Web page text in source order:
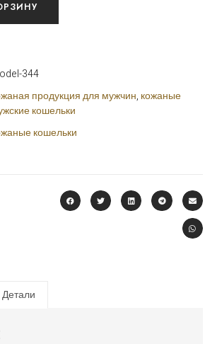
344
продукция для мужчин, кожаные
кошельки
кошельки
Детали